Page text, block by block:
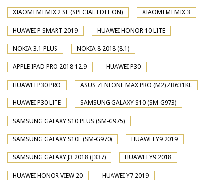
XIAOMI MI MIX 2 SE (SPECIAL EDITION) XIAOMI MI MIX 3
HUAWEI P SMART 2019 HUAWEI HONOR 10 LITE
NOKIA 3.1 PLUS NOKIA 8 2018 (8.1)
APPLE IPAD PRO 2018 12.9 HUAWEI P30
HUAWEI P30 PRO ASUS ZENFONE MAX PRO (M2) ZB631KL
HUAWEI P30 LITE SAMSUNG GALAXY S10 (SM-G973)
SAMSUNG GALAXY S10 PLUS (SM-G975)
SAMSUNG GALAXY S10E (SM-G970) HUAWEI Y9 2019
SAMSUNG GALAXY J3 2018 (J337) HUAWEI Y9 2018
HUAWEI HONOR VIEW 20 HUAWEI Y7 2019